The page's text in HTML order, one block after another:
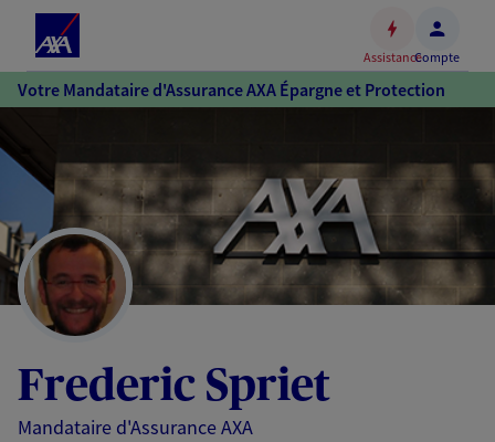
Accéder
au
Accéder
au
pied
de
page
AssistanceCompte
Votre Mandataire d'Assurance AXA Épargne et Protection
Frederic Spriet
Mandataire d'Assurance AXA